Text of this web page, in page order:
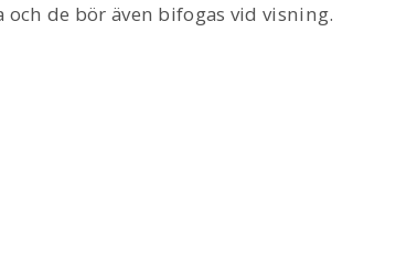
de bör även bifogas vid visning.